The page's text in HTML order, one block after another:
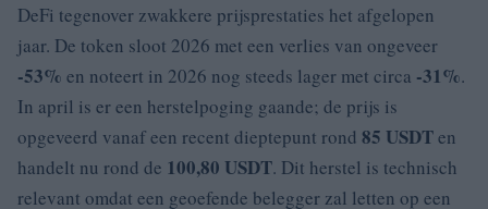
DeFi tegenover zwakkere prijsprestaties het afgelopen
jaar. De token sloot 2026 met een verlies van ongeveer
-53% en noteert in 2026 nog steeds lager met circa -31%.
In april is er een herstelpoging gaande; de prijs is
opgeveerd vanaf een recent dieptepunt rond 85 USDTen
handelt nu rond de 100,80 USDT. Dit herstel is technisch
relevant omdat een geoefende belegger zal letten op een